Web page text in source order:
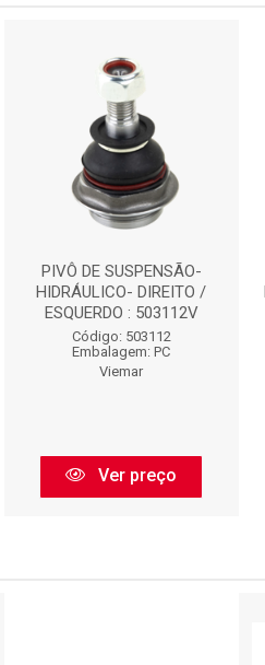
PIVÔ DE SUSPENSÃO-
HIDRÁULICO- DIREITO /
ESQUERDO : 503112V
Código: 503112
Embalagem: PC
Viemar
Ver preço